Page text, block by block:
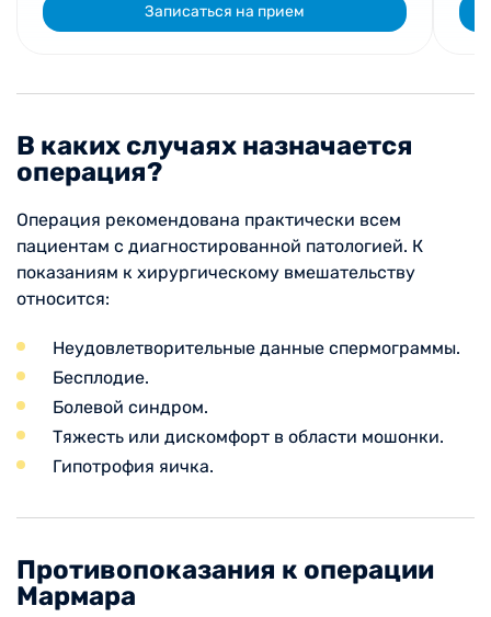
Записаться на прием
В каких случаях назначается
операция?
Операция рекомендована практически всем
пациентам с диагностированной патологией. К
показаниям к хирургическому вмешательству
относится:
Неудовлетворительные данные спермограммы.
Бесплодие.
Болевой синдром.
Тяжесть или дискомфорт в области мошонки.
Гипотрофия яичка.
Противопоказания к операции
Мармара